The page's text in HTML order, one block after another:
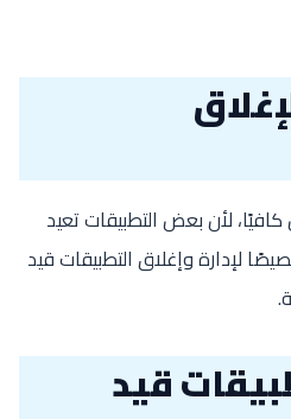
لأن بعض التطبيقات تعيد
لإدارة وإغلاق التطبيقات قيد
قيد